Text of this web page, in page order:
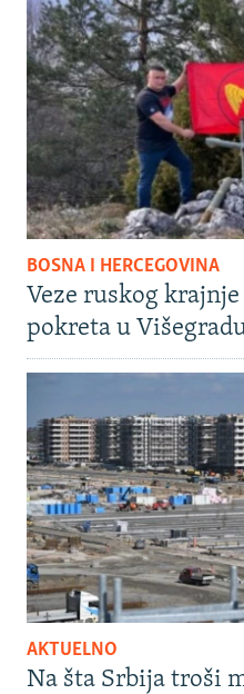
BOSNA I HERCEGOVINA
Veze ruskog
pokreta u
AKTUELNO
Na šta Srbija troši